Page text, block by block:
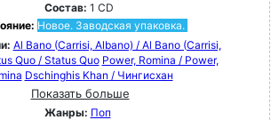
Состав: 1 CD
Новое. Заводская упаковка.
Al Bano (Carrisi, Albano) / Al Bano (Carrisi,
Quo / Status Quo Power, Romina / Power,
Dschinghis Khan / Чингисхан
Показать больше
Жанры: Поп